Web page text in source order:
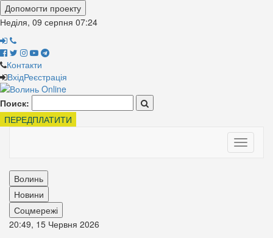
Допомогти проекту
Неділя, 09 серпня 07:24
Контакти
ВхідРеєстрація
Поиск:
ПЕРЕДПЛАТИТИ
Toggle
Волинь
Новини
Соцмережі
20:49, 15 Червня 2026